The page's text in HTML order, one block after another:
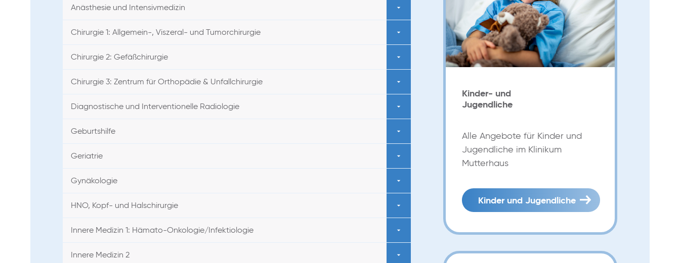
Anästhesie und Intensivmedizin
Chirurgie 1: Allgemein-, Viszeral- und Tumorchirurgie
Chirurgie 2: Gefäßchirurgie
Chirurgie 3: Zentrum für Orthopädie & Unfallchirurgie
Diagnostische und Interventionelle Radiologie
Geburtshilfe
Geriatrie
Gynäkologie
HNO, Kopf- und Halschirurgie
Innere Medizin 1: Hämato-Onkologie/Infektiologie
Innere Medizin 2
Kinder- und
Jugendliche
Alle Angebote für Kinder und
Jugendliche im Klinikum
Mutterhaus
Kinder und Jugendliche